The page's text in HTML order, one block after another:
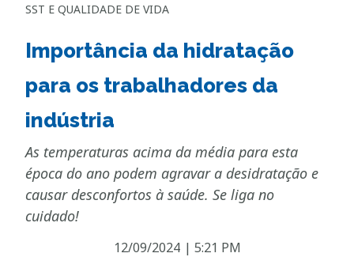
SST E QUALIDADE DE VIDA
Importância da hidratação
para os trabalhadores da
indústria
As temperaturas acima da média para esta
época do ano podem agravar a desidratação e
causar desconfortos à saúde. Se liga no
cuidado!
12/09/2024 | 5:21 PM